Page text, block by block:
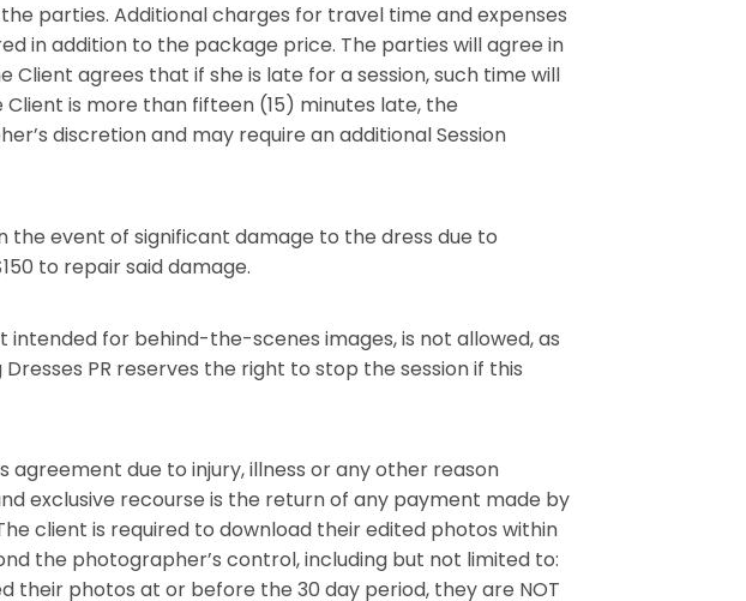
parties. Additional charges for travel time and expenses
in addition to the package price. The parties will agree in
agrees that if she is late for a session, such time will
is more than fifteen (15) minutes late, the
discretion and may require an additional Session
the event of significant damage to the dress due to
to repair said damage.
for behind-the-scenes images, is not allowed, as
PR reserves the right to stop the session if this
agreement due to injury, illness or any other reason
exclusive recourse is the return of any payment made by
to download their edited photos within
the photographer’s control, including but not limited to:
photos at or before the 30 day period, they are NOT